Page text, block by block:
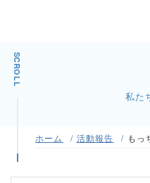
SCROLL
私た
ホーム 活動報告 もっ